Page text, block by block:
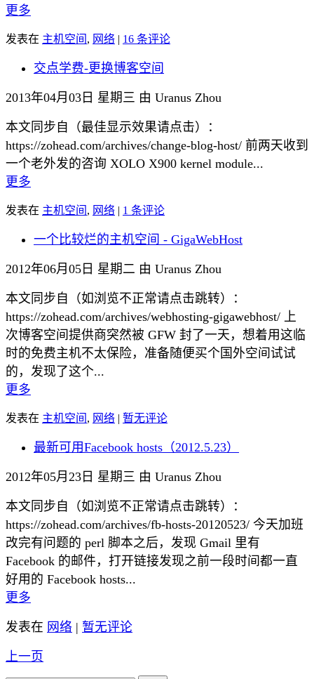
更多
发表在 主机空间 , 网络 | 16 条评论
交点学费-更换博客空间
2013年04月03日 星期三 由 Uranus Zhou
本文同步自（最佳显示效果请点击）：
https://zohead.com/archives/change-blog-host/ 前两天收到
一个老外发的咨询 XOLO X900 kernel module...
更多
发表在 主机空间 , 网络 | 1 条评论
一个比较烂的主机空间 - GigaWebHost
2012年06月05日 星期二 由 Uranus Zhou
本文同步自（如浏览不正常请点击跳转）：
https://zohead.com/archives/webhosting-gigawebhost/ 上
次博客空间提供商突然被 GFW 封了一天，想着用这临
时的免费主机不太保险，准备随便买个国外空间试试
的，发现了这个...
更多
发表在 主机空间 , 网络 | 暂无评论
最新可用Facebook hosts（2012.5.23）
2012年05月23日 星期三 由 Uranus Zhou
本文同步自（如浏览不正常请点击跳转）：
https://zohead.com/archives/fb-hosts-20120523/ 今天加班
改完有问题的 perl 脚本之后，发现 Gmail 里有
Facebook 的邮件，打开链接发现之前一段时间都一直
好用的 Facebook hosts...
更多
发表在 网络 | 暂无评论
上一页